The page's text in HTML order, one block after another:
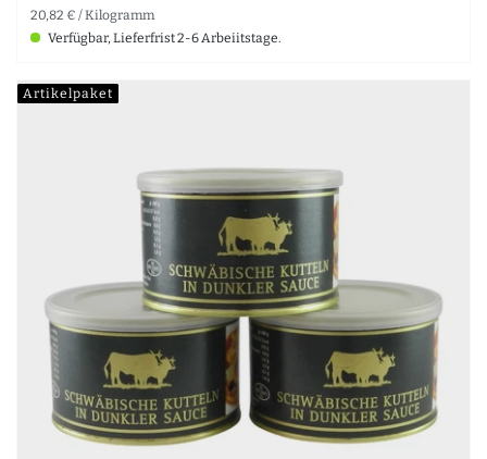
20,82 € / Kilogramm
Verfügbar, Lieferfrist 2-6 Arbeiitstage.
Artikelpaket